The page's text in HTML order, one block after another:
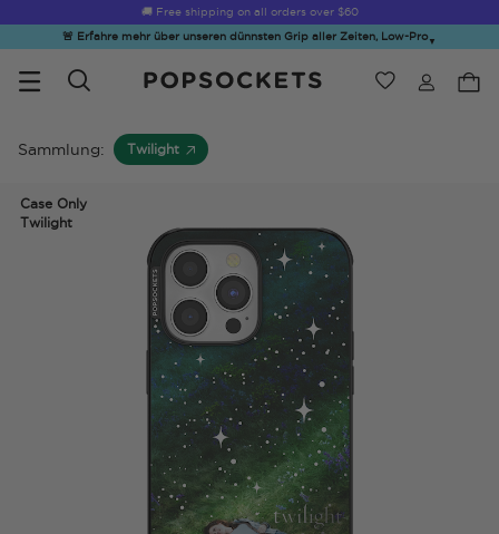
🚚 Free shipping on all orders over $60
🚨 Erfahre mehr über unseren dünnsten Grip aller Zeiten, Low-Pro▼
Wunschliste
Hello Kitty®
and Friends
Sea Spell
Sammlung: Twilight
Case Only
Twilight